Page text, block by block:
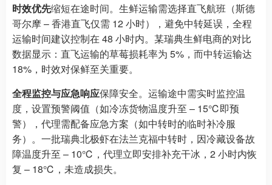
时效优先缩短在途时间。生鲜运输需选择直飞航班（斯德
哥尔摩 – 香港直飞仅需 12 小时），避免中转延误，全程
运输时间建议控制在 48 小时内。某瑞典生鲜电商的对比
数据显示：直飞运输的草莓损耗率为 5%，而中转运输达
18%，时效对保鲜至关重要。
全程监控与应急响应保障安全。运输途中需实时监控温
度，设置预警阈值（如冷冻货物温度升至 – 15℃即预
警），代理需配备应急方案（如中转时的临时补冷服
务）。一批瑞典北极虾在法兰克福中转时，因冷藏设备故
障温度升至 – 10℃，代理立即安排补充干冰，2 小时内恢
复 – 18℃，未造成损失。